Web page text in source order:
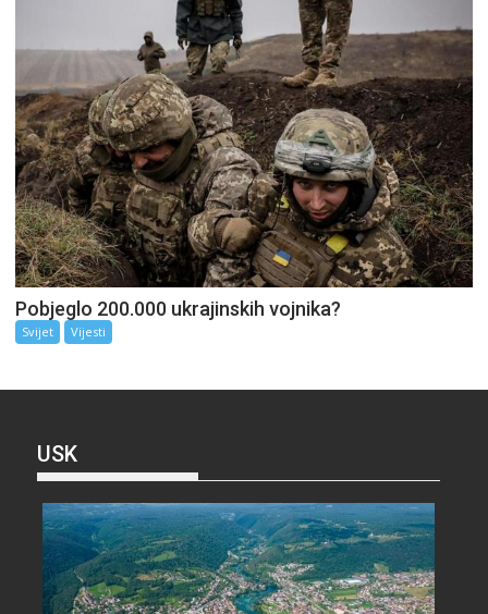
Pobjeglo 200.000 ukrajinskih vojnika?
Svijet Vijesti
USK